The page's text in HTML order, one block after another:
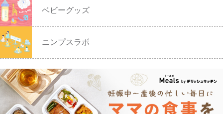
ベビーグッズ
ニンプスラボ